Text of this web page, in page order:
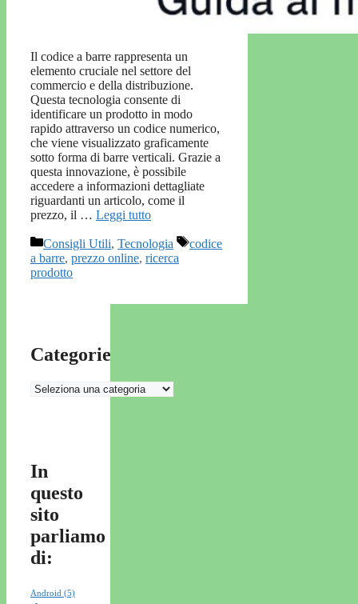
Il codice a barre rappresenta un
elemento cruciale nel settore del
commercio e della distribuzione.
Questa tecnologia consente di
identificare un prodotto in modo
rapido attraverso un codice numerico,
che viene visualizzato graficamente
sotto forma di barre verticali. Grazie a
questa innovazione, è possibile
accedere a informazioni dettagliate
riguardanti un articolo, come il
prezzo, il … Leggi tutto
Categorie
Consigli Utili, Tecnologia Tag
codice
a barre, prezzo online, ricerca
prodotto
Categorie
Categorie
In
questo
sito
parliamo
di:
Android (5)